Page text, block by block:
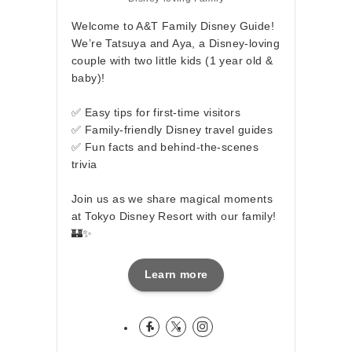
Welcome to A&T Family Disney Guide!
We’re Tatsuya and Aya, a Disney-loving
couple with two little kids (1 year old &
baby)!
✅ Easy tips for first-time visitors
✅ Family-friendly Disney travel guides
✅ Fun facts and behind-the-scenes
trivia
Join us as we share magical moments
at Tokyo Disney Resort with our family!
🏰✨
Learn more